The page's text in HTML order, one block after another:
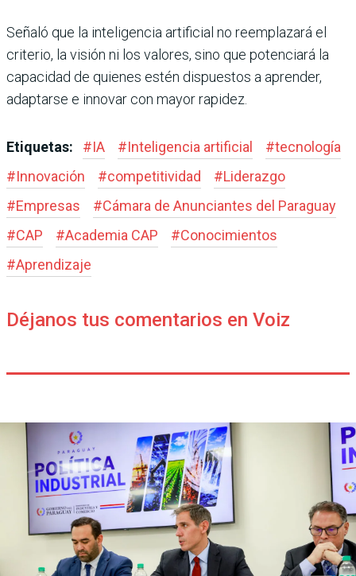
Señaló que la inteligencia artificial no reemplazará el
criterio, la visión ni los valores, sino que potenciará la
capacidad de quienes estén dispuestos a aprender,
adaptarse e innovar con mayor rapidez.
Etiquetas: #IA #Inteligencia artificial #tecnología
#Innovación #competitividad #Liderazgo
#Empresas #Cámara de Anunciantes del Paraguay
#CAP #Academia CAP #Conocimientos
#Aprendizaje
Déjanos tus comentarios en Voiz